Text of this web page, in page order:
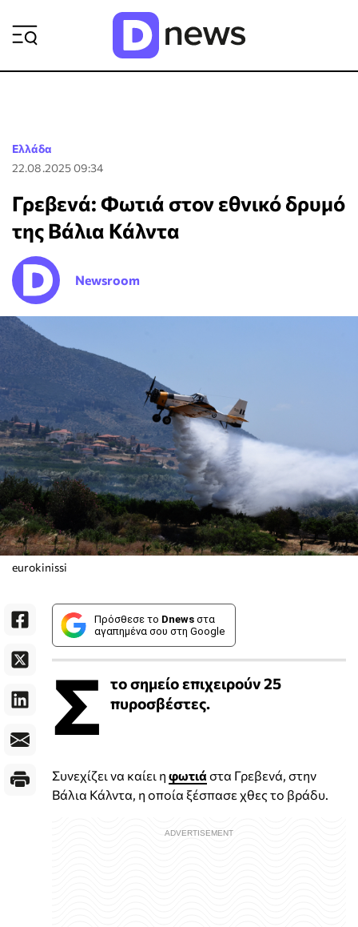
Ελλάδα
22.08.2025 09:34
Γρεβενά: Φωτιά στον εθνικό δρυμό
της Βάλια Κάλντα
Newsroom
eurokinissi
Πρόσθεσε το Dnews στα
αγαπημένα σου στη Google
Σ το σημείο επιχειρούν 25
πυροσβέστες.
Συνεχίζει να καίει η φωτιά στα Γρεβενά, στην
Βάλια Κάλντα, η οποία ξέσπασε χθες το βράδυ.